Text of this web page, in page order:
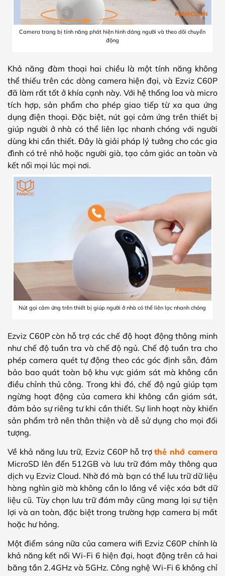
Camera trang bị tính năng phát hiện hình dáng người và theo dõi chuyển
động
Khả năng đàm thoại hai chiều là một tính năng không
thể thiếu trên các dòng camera hiện đại, và Ezviz C60P
đã làm rất tốt ở khía cạnh này. Với hệ thống loa và micro
tích hợp, sản phẩm cho phép giao tiếp từ xa qua ứng
dụng điện thoại. Đặc biệt, nút gọi cảm ứng trên thiết bị
giúp người ở nhà có thể liên lạc nhanh chóng với người
dùng khi cần thiết. Đây là giải pháp lý tưởng cho các gia
đình có trẻ nhỏ hoặc người già, tạo cảm giác an toàn và
kết nối mọi lúc mọi nơi.
Nút gọi cảm ứng trên thiết bị giúp người ở nhà có thể liên lạc nhanh chóng
Ezviz C60P còn hỗ trợ các chế độ hoạt động thông minh
như chế độ tuần tra và chế độ ngủ. Chế độ tuần tra cho
phép camera quét tự động theo các góc định sẵn, đảm
bảo bao quát toàn bộ khu vực giám sát mà không cần
điều chỉnh thủ công. Trong khi đó, chế độ ngủ giúp tạm
ngừng hoạt động của camera khi không cần giám sát,
đảm bảo sự riêng tư khi cần thiết. Sự linh hoạt này khiến
sản phẩm trở nên thân thiện và dễ sử dụng cho mọi đối
tượng.
Về khả năng lưu trữ, Ezviz C60P hỗ trợthẻ nhớ camera
MicroSD lên đến 512GB và lưu trữ đám mây thông qua
dịch vụ Ezviz Cloud. Nhờ đó mà bạn có thể lưu trữ dữ liệu
hàng nghìn giờ mà không cần lo lắng về việc xóa bớt dữ
liệu cũ. Tùy chọn lưu trữ đám mây cũng mang lại sự tiện
lợi và an toàn, đặc biệt trong trường hợp camera bị mất
hoặc hư hỏng.
Một điểm sáng nữa của camera wifi Ezviz C60P chính là
khả năng kết nối Wi-Fi 6 hiện đại, hoạt động trên cả hai
băng tần 2.4GHz và 5GHz. Công nghệ Wi-Fi 6 không chỉ